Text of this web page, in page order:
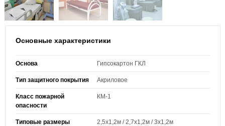
Основные характеристики
Основа Гипсокартон ГКЛ
Тип защитного покрытия Акриловое
Класс пожарной
опасности
КМ-1
Типовые размеры 2,5х1,2м / 2,7х1,2м / 3х1,2м